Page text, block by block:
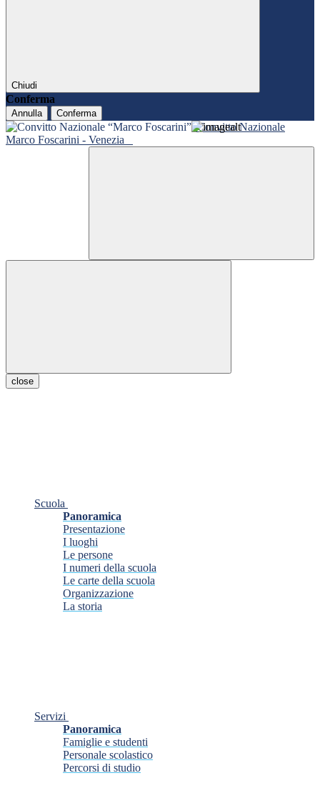
Chiudi
Conferma
Annulla Conferma
Convitto Nazionale
Marco Foscarini - Venezia
close
Scuola
Panoramica
Presentazione
I luoghi
Le persone
I numeri della scuola
Le carte della scuola
Organizzazione
La storia
Servizi
Panoramica
Famiglie e studenti
Personale scolastico
Percorsi di studio